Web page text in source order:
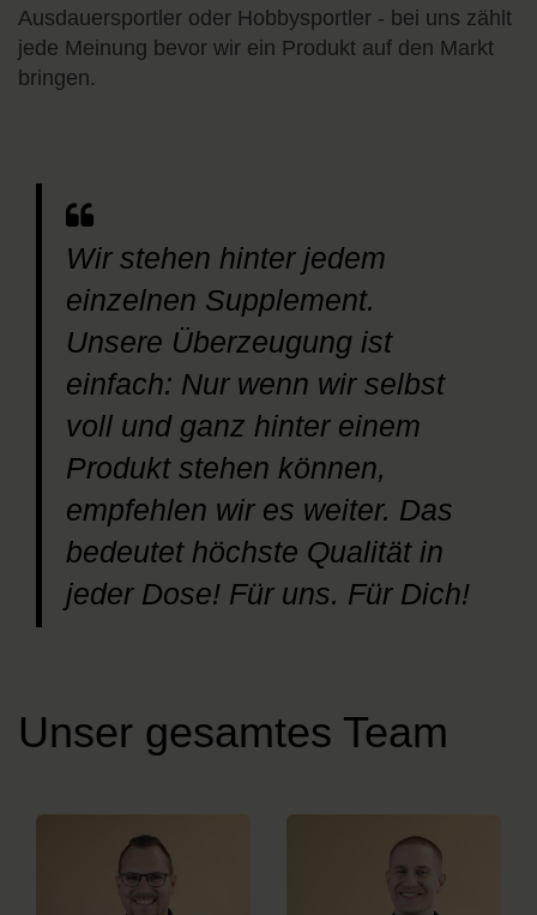
Ausdauersportler oder Hobbysportler - bei uns zählt
jede Meinung bevor wir ein Produkt auf den Markt
bringen.
Wir stehen hinter jedem
einzelnen Supplement.
Unsere Überzeugung ist
einfach: Nur wenn wir selbst
voll und ganz hinter einem
Produkt stehen können,
empfehlen wir es weiter. Das
bedeutet höchste Qualität in
jeder Dose! Für uns. Für Dich!
Unser gesamtes Team